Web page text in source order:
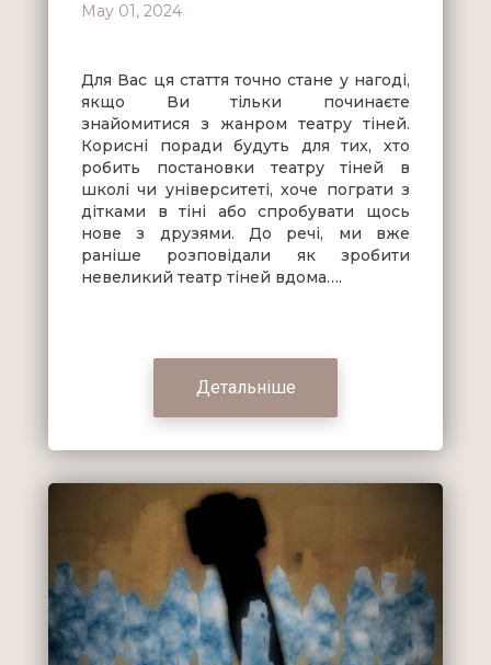
May 01, 2024
Для Вас ця стаття точно стане у нагоді,
якщо Ви тільки починаєте
знайомитися з жанром театру тіней.
Корисні поради будуть для тих, хто
робить постановки театру тіней в
школі чи університеті, хоче пограти з
дітками в тіні або спробувати щось
нове з друзями. До речі, ми вже
раніше розповідали як зробити
невеликий театр тіней вдома….
Детальніше